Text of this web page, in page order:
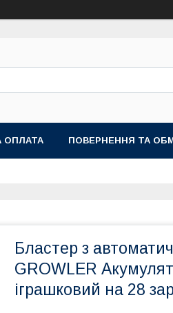
ОПЛАТА ПОВЕРНЕННЯ ТА
Бластер з
GROWLER
іграшковий на 28